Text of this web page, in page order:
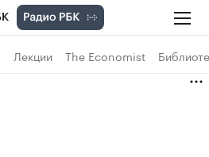
Лекции The Economist